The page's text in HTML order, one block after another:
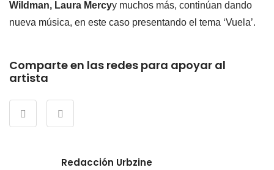
Wildman, Laura Mercyy muchos más, continúan dando
nueva música, en este caso presentando el tema ‘Vuela’.
Comparte en las redes para apoyar al
artista
Redacción Urbzine